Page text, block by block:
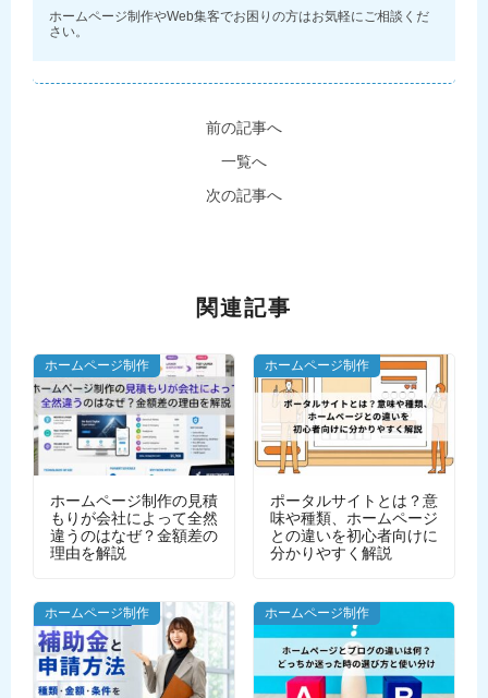
ホームページ制作やWeb集客でお困りの方はお気軽にご相談くだ
さい。
前の記事へ
一覧へ
次の記事へ
関連記事
ホームページ制作
ホームページ制作の見積
もりが会社によって全然
違うのはなぜ？金額差の
理由を解説
ホームページ制作
ポータルサイトとは？意
味や種類、ホームページ
との違いを初心者向けに
分かりやすく解説
ホームページ制作 ホームページ制作